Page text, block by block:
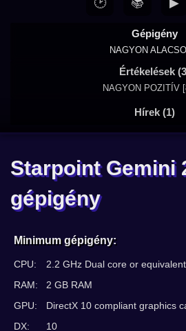
Gépigény
NAGYON
Értékelések
NAGYON POZITÍV
Hírek (1)
🕑 📚 ▶
Starpoint Gemini
gépigény
Minimum gépigény:
CPU:
2.2 GHz Dual core or equivalent
RAM:
2 GB RAM
GPU:
DirectX 10 compliant graphics
DX:
10